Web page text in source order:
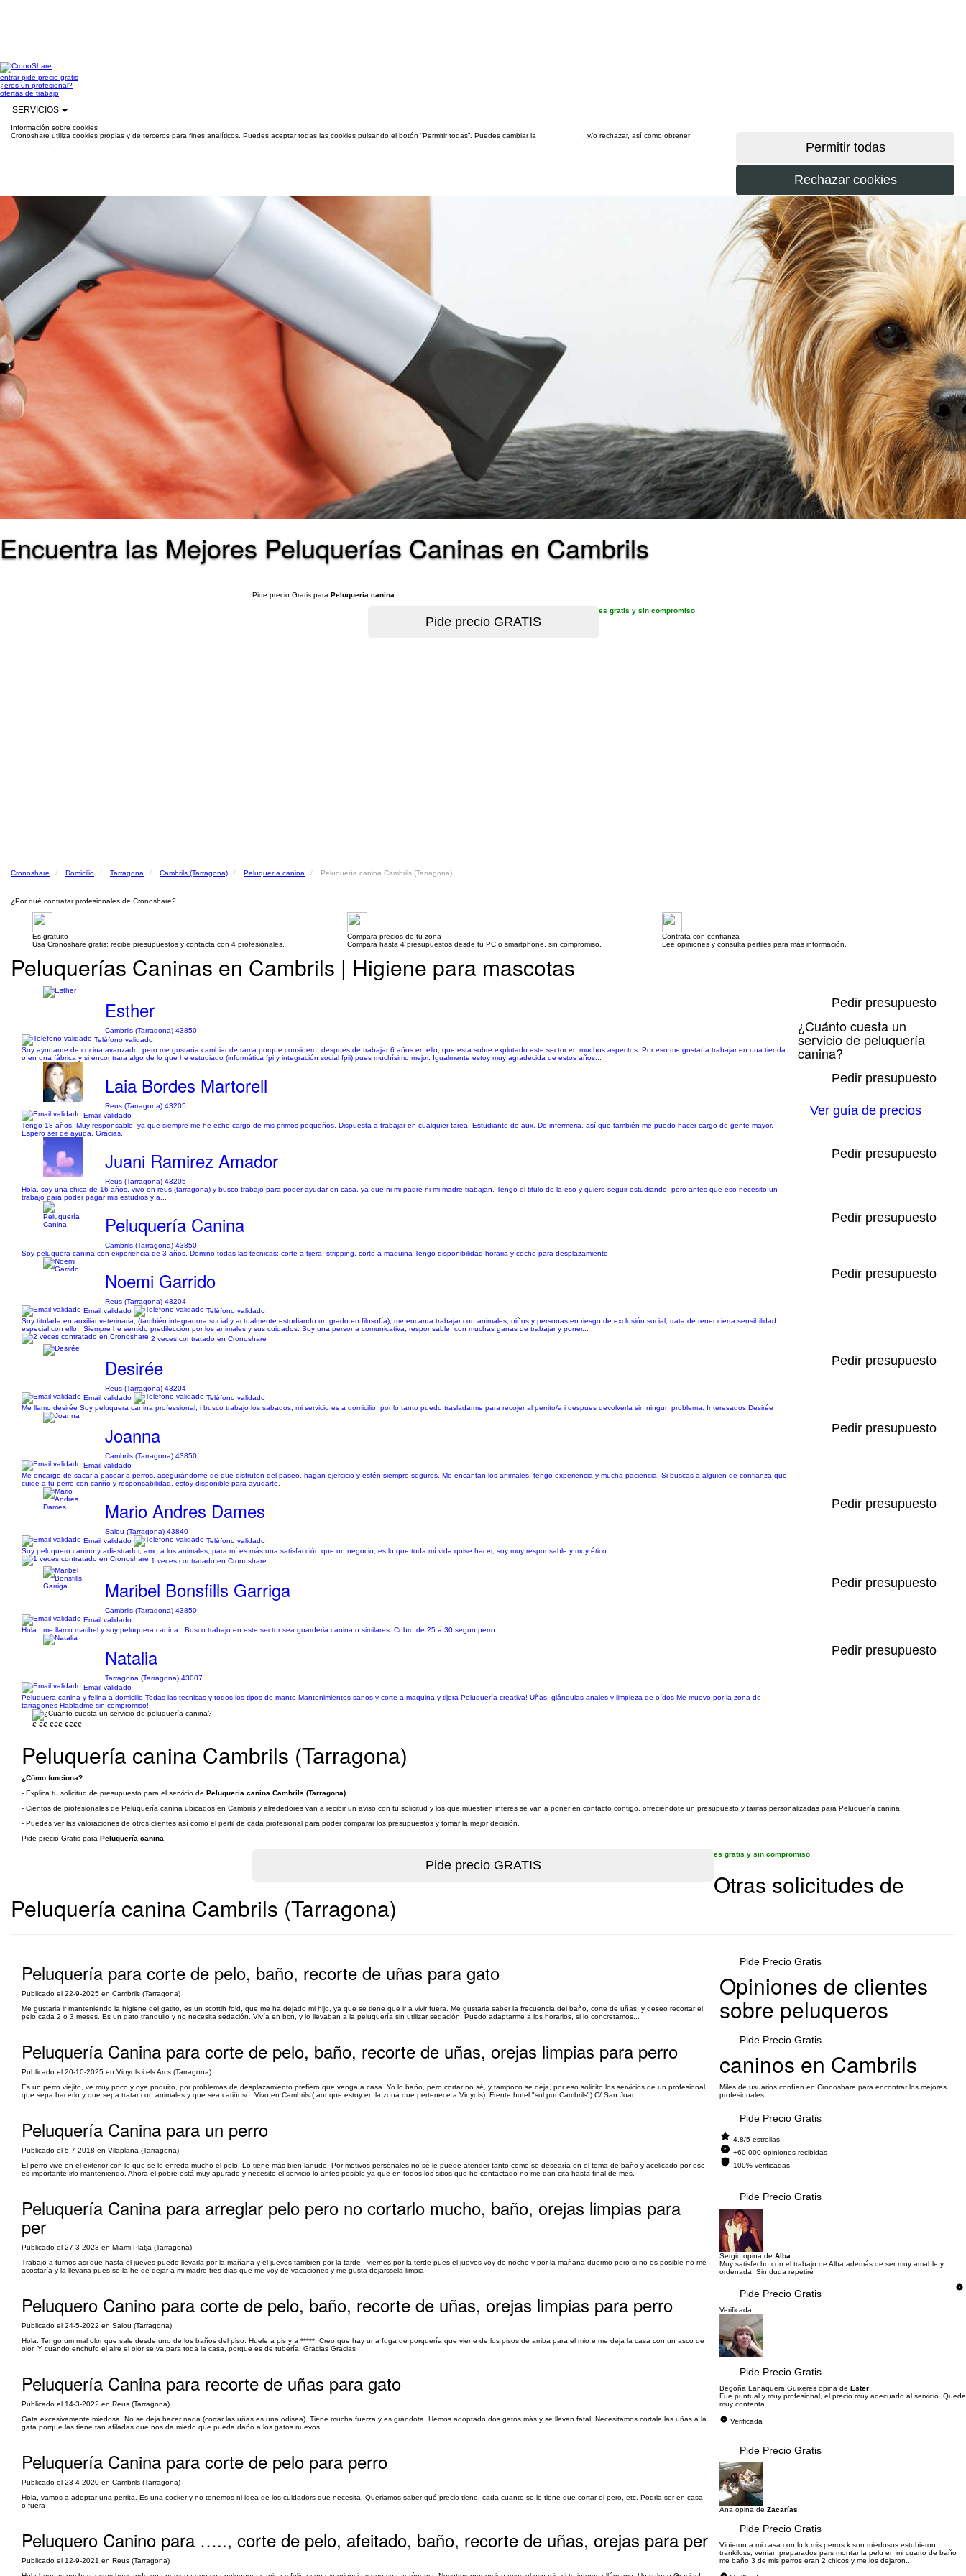
entrarpide precio gratis
¿eres un profesional?
ofertas de trabajo
SERVICIOS
Información sobre cookies
Cronoshare utiliza cookies propias y de terceros para fines analíticos. Puedes aceptar todas las cookies pulsando el botón “Permitir todas”. Puedes cambiar la
, y/o rechazar, así como obtener
Encuentra las Mejores Peluquerías Caninas en Cambrils
Pide precio Gratis para Peluquería canina
es gratis y sin compromiso
Cronoshare Domicilio Tarragona Cambrils (Tarragona) Peluquería canina Peluquería canina Cambrils (Tarragona)
¿Por qué contratar profesionales de Cronoshare?
Es gratuito
Usa Cronoshare gratis: recibe presupuestos y contacta con 4 profesionales.
Compara precios de tu zona
Compara hasta 4 presupuestos desde tu PC o smartphone, sin compromiso.
Contrata con confianza
Lee opiniones y consulta perfiles para más información.
Peluquerías Caninas en Cambrils | Higiene para mascotas
Esther
Cambrils (Tarragona) 43850
Teléfono validado
Soy ayudante de cocina avanzado, pero me gustaría cambiar de rama porque considero, después de trabajar 6 años en ello, que está sobre explotado este sector en muchos aspectos. Por eso me gustaría trabajar en una tienda
o en una fábrica y si encontrara algo de lo que he estudiado (informática fpi y integración social fpii) pues muchísimo mejor. Igualmente estoy muy agradecida de estos años...
Pedir presupuesto
Laia Bordes Martorell
Reus (Tarragona) 43205
Email validado
Tengo 18 años. Muy responsable, ya que siempre me he echo cargo de mis primos pequeños. Dispuesta a trabajar en cualquier tarea. Estudiante de aux. De infermeria, así que también me puedo hacer cargo de gente mayor.
Espero ser de ayuda. Grácias.
Pedir presupuesto
Juani Ramirez Amador
Reus (Tarragona) 43205
Hola, soy una chica de 16 años, vivo en reus (tarragona) y busco trabajo para poder ayudar en casa, ya que ni mi padre ni mi madre trabajan. Tengo el titulo de la eso y quiero seguir estudiando, pero antes que eso necesito un
trabajo para poder pagar mis estudios y a...
Pedir presupuesto
Peluquería Canina
Cambrils (Tarragona) 43850
Soy peluquera canina con experiencia de 3 años. Domino todas las técnicas; corte a tijera, stripping, corte a maquina Tengo disponibilidad horaria y coche para desplazamiento
Pedir presupuesto
Noemi Garrido
Reus (Tarragona) 43204
Email validado
Teléfono validado
Soy titulada en auxiliar veterinaria, (también integradora social y actualmente estudiando un grado en filosofía), me encanta trabajar con animales, niños y personas en riesgo de exclusión social, trata de tener cierta sensibilidad
especial con ello,. Siempre he sentido predilección por los animales y sus cuidados. Soy una persona comunicativa, responsable, con muchas ganas de trabajar y poner...
2 veces contratado en Cronoshare
Pedir presupuesto
Desirée
Reus (Tarragona) 43204
Email validado
Teléfono validado
Me llamo desirée Soy peluquera canina professional, i busco trabajo los sabados, mi servicio es a domicilio, por lo tanto puedo trasladarme para recojer al perrito/a i despues devolverla sin ningun problema. Interesados Desirée
Pedir presupuesto
Joanna
Cambrils (Tarragona) 43850
Email validado
Me encargo de sacar a pasear a perros, asegurándome de que disfruten del paseo, hagan ejercicio y estén siempre seguros. Me encantan los animales, tengo experiencia y mucha paciencia. Si buscas a alguien de confianza que
cuide a tu perro con cariño y responsabilidad, estoy disponible para ayudarte.
Pedir presupuesto
Mario Andres Dames
Salou (Tarragona) 43840
Email validado
Teléfono validado
Soy peluquero canino y adiestrador, amo a los animales, para mí es más una satisfacción que un negocio, es lo que toda mí vida quise hacer, soy muy responsable y muy ético.
1 veces contratado en Cronoshare
Pedir presupuesto
Maribel Bonsfills Garriga
Cambrils (Tarragona) 43850
Email validado
Hola , me llamo maribel y soy peluquera canina . Busco trabajo en este sector sea guarderia canina o similares. Cobro de 25 a 30 según perro.
Pedir presupuesto
Natalia
Tarragona (Tarragona) 43007
Email validado
Peluquera canina y felina a domicilio Todas las tecnicas y todos los tipos de manto Mantenimientos sanos y corte a maquina y tijera Peluquería creativa! Uñas, glándulas anales y limpieza de oídos Me muevo por la zona de
tarragonés Habladme sin compromiso!!
Pedir presupuesto
¿Cuánto cuesta un
servicio de peluquería
canina?
Ver guía de precios
€ €€ €€€ €€€€
Peluquería canina Cambrils (Tarragona)
¿Cómo funciona?
- Explica tu solicitud de presupuesto para el servicio de Peluquería canina Cambrils (Tarragona)
- Cientos de profesionales de Peluquería canina ubicados en Cambrils y alrededores van a recibir un aviso con tu solicitud y los que muestren interés se van a poner en contacto contigo, ofreciéndote un presupuesto y tarifas personalizadas para Peluquería canina.
- Puedes ver las valoraciones de otros clientes así como el perfil de cada profesional para poder comparar los presupuestos y tomar la mejor decisión.
Pide precio Gratis para Peluquería canina
es gratis y sin compromiso
Otras solicitudes de
Peluquería canina Cambrils (Tarragona)
Peluquería para corte de pelo, baño, recorte de uñas para gato
Publicado el 22-9-2025 en Cambrils (Tarragona)
Me gustaria ir manteniendo la higiene del gatito, es un scottih fold, que me ha dejado mi hijo, ya que se tiene que ir a vivir fuera. Me gustaria saber la frecuencia del baño, corte de uñas, y deseo recortar el
pelo cada 2 o 3 meses. Es un gato tranquilo y no necesita sedación. Vivía en bcn, y lo llevaban a la peluquería sin utilizar sedación. Puedo adaptarme a los horarios, si lo concretamos...
Pide Precio Gratis
Peluquería Canina para corte de pelo, baño, recorte de uñas, orejas limpias para perro
Publicado el 20-10-2025 en Vinyols i els Arcs (Tarragona)
Es un perro viejito, ve muy poco y oye poquito, por problemas de desplazamiento prefiero que venga a casa. Yo lo baño, pero cortar no sé, y tampoco se deja, por eso solicito los servicios de un profesional
que sepa hacerlo y que sepa tratar con animales y que sea cariñoso. Vivo en Cambrils ( aunque estoy en la zona que pertenece a Vinyols). Frente hotel "sol por Cambrils") C/ San Joan.
Pide Precio Gratis
Peluquería Canina para un perro
Publicado el 5-7-2018 en Vilaplana (Tarragona)
El perro vive en el exterior con lo que se le enreda mucho el pelo. Lo tiene más bien lanudo. Por motivos personales no se le puede atender tanto como se desearía en el tema de baño y acelicado por eso
es importante irlo manteniendo. Ahora el pobre está muy apurado y necesito el servicio lo antes posible ya que en todos los sitios que he contactado no me dan cita hasta final de mes.
Pide Precio Gratis
Peluquería Canina para arreglar pelo pero no cortarlo mucho, baño, orejas limpias para
per
Publicado el 27-3-2023 en Miami-Platja (Tarragona)
Trabajo a turnos asi que hasta el jueves puedo llevarla por la mañana y el jueves tambien por la tarde , viernes por la terde pues el jueves voy de noche y por la mañana duermo pero si no es posible no me
acostaría y la llevaria pues se la he de dejar a mi madre tres dias que me voy de vacaciones y me gusta dejarssela limpia
Pide Precio Gratis
Peluquero Canino para corte de pelo, baño, recorte de uñas, orejas limpias para perro
Publicado el 24-5-2022 en Salou (Tarragona)
Hola. Tengo um mal olor que sale desde uno de los baños del piso. Huele a pis y a *****. Creo que hay una fuga de porquería que viene de los pisos de arriba para el mio e me deja la casa con un asco de
olor. Y cuando enchufo el aire el olor se va para toda la casa, porque es de tubería. Gracias Gracias
Pide Precio Gratis
Peluquería Canina para recorte de uñas para gato
Publicado el 14-3-2022 en Reus (Tarragona)
Gata excesivamente miedosa. No se deja hacer nada (cortar las uñas es una odisea). Tiene mucha fuerza y es grandota. Hemos adoptado dos gatos más y se llevan fatal. Necesitamos cortale las uñas a la
gata porque las tiene tan afiladas que nos da miedo que pueda daño a los gatos nuevos.
Pide Precio Gratis
Peluquería Canina para corte de pelo para perro
Publicado el 23-4-2020 en Cambrils (Tarragona)
Hola, vamos a adoptar una perrita. Es una cocker y no tenemos ni idea de los cuidadors que necesita. Queriamos saber qué precio tiene, cada cuanto se le tiene que cortar el pero, etc. Podria ser en casa
o fuera
Pide Precio Gratis
Peluquero Canino para ….., corte de pelo, afeitado, baño, recorte de uñas, orejas para per
Publicado el 12-9-2021 en Reus (Tarragona)
Pide Precio Gratis
Opiniones de clientes
sobre peluqueros
caninos en Cambrils
Miles de usuarios confían en Cronoshare para encontrar los mejores
profesionales
4.8/5 estrellas
+60.000 opiniones recibidas
100% verificadas
Sergio opina de Alba:
Muy satisfecho con el trabajo de Alba además de ser muy amable y
ordenada. Sin duda repetiré
Verificada
Begoña Lanaquera Guixeres opina de Ester:
Fue puntual y muy profesional, el precio muy adecuado al servicio. Quede
muy contenta
Verificada
Ana opina de Zacarías:
Vinieron a mi casa con lo k mis perros k son miedosos estubieron
trankiloss, venian preparados pars montar la pelu en mi cuarto de baño
me baño 3 de mis perros eran 2 chicos y me los dejaron...